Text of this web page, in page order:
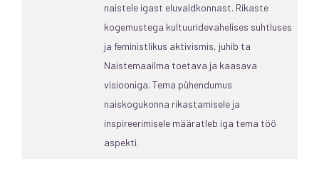
naistele igast eluvaldkonnast. Rikaste
kogemustega kultuuridevahelises suhtluses
ja feministlikus aktivismis, juhib ta
Naistemaailma toetava ja kaasava
visiooniga. Tema pühendumus
naiskogukonna rikastamisele ja
inspireerimisele määratleb iga tema töö
aspekti.